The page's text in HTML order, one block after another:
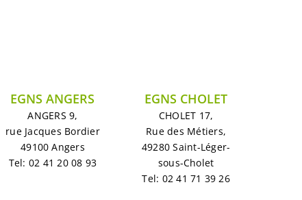
EGNS ANGERS
ANGERS 9,
rue Jacques Bordier
49100 Angers
Tel: 02 41 20 08 93
EGNS CHOLET
CHOLET 17,
Rue des Métiers,
49280 Saint-Léger-
sous-Cholet
Tel: 02 41 71 39 26